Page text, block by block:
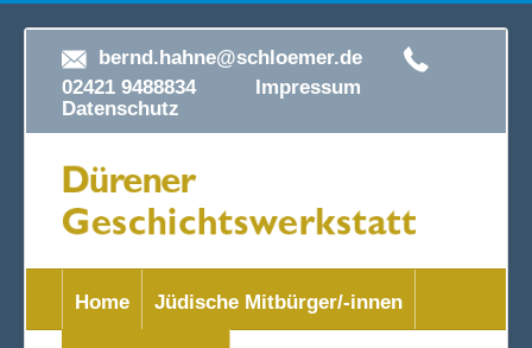
bernd.hahne@schloemer.de
02421 9488834 Impressum
Datenschutz
Home Jüdische Mitbürger/-innen